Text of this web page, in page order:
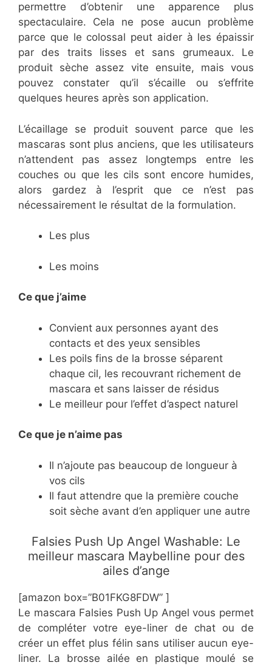
permettre d’obtenir une apparence plus
spectaculaire. Cela ne pose aucun problème
parce que le colossal peut aider à les épaissir
par des traits lisses et sans grumeaux. Le
produit sèche assez vite ensuite, mais vous
pouvez constater qu’il s’écaille ou s’effrite
quelques heures après son application.
L’écaillage se produit souvent parce que les
mascaras sont plus anciens, que les utilisateurs
n’attendent pas assez longtemps entre les
couches ou que les cils sont encore humides,
alors gardez à l’esprit que ce n’est pas
nécessairement le résultat de la formulation.
Les plus
Les moins
Ce que j’aime
Convient aux personnes ayant des
contacts et des yeux sensibles
Les poils fins de la brosse séparent
chaque cil, les recouvrant richement de
mascara et sans laisser de résidus
Le meilleur pour l’effet d’aspect naturel
Ce que je n’aime pas
Il n’ajoute pas beaucoup de longueur à
vos cils
Il faut attendre que la première couche
soit sèche avant d’en appliquer une autre
Falsies Push Up Angel Washable: Le
meilleur mascara Maybelline pour des
ailes d’ange
[amazon box=”B01FKG8FDW” ]
Le mascara Falsies Push Up Angel vous permet
de compléter votre eye-liner de chat ou de
créer un effet plus félin sans utiliser aucun eye-
liner. La brosse ailée en plastique moulé se